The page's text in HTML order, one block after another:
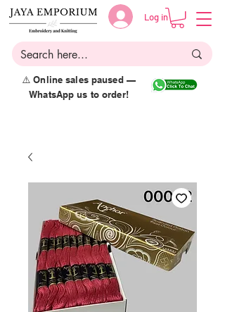
Log in
⚠️ Online sales paused —
WhatsApp us to order!